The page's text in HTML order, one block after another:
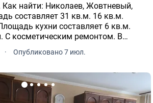
Как найти: Николаев, Жовтневый,
составляет 31 кв.м. 16 кв.м.
кухни составляет 6 кв.м.
С косметическим ремонтом. В
В квартире проведен
· Опубликовано 7 июл.